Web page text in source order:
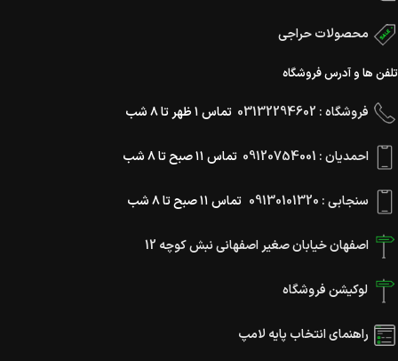
محصولات حراجی
تلفن ها و آدرس فروشگاه
فروشگاه : 03132294602 تماس ۱ ظهر تا ۸ شب
احمدیان : 09120754001 تماس ۱۱ صبح تا ۸ شب
سنجابی : 09130101320 تماس ۱۱ صبح تا ۸ شب
اصفهان خیابان صغیر اصفهانی نبش کوچه 12
لوکیشن فروشگاه
راهنمای انتخاب پایه لامپ